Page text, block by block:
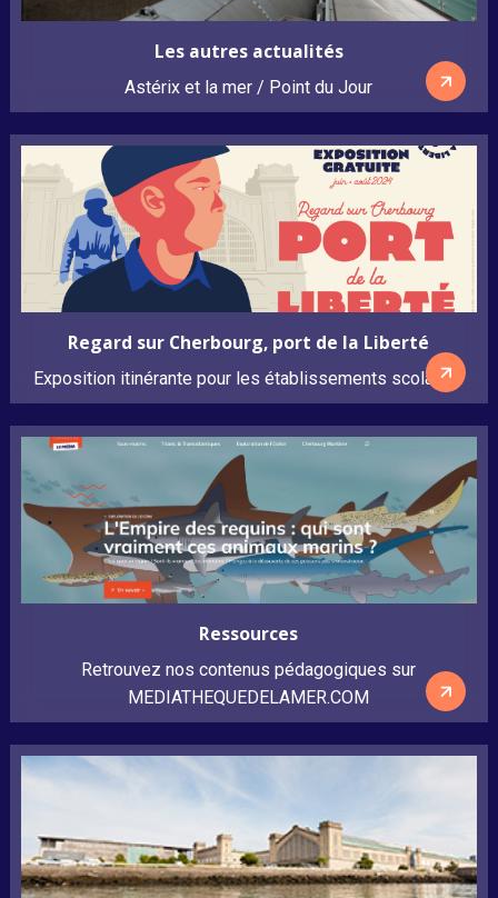
Les autres actualités
Astérix et la mer / Point du Jour
Regard sur Cherbourg, port de la Liberté
Exposition itinérante pour les établissements scolaires
Ressources
Retrouvez nos contenus pédagogiques sur
MEDIATHEQUEDELAMER.COM